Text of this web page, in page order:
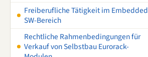
Freiberufliche Tätigkeit im Embedded
SW-Bereich
Rechtliche Rahmenbedingungen für
Verkauf von Selbstbau Eurorack-